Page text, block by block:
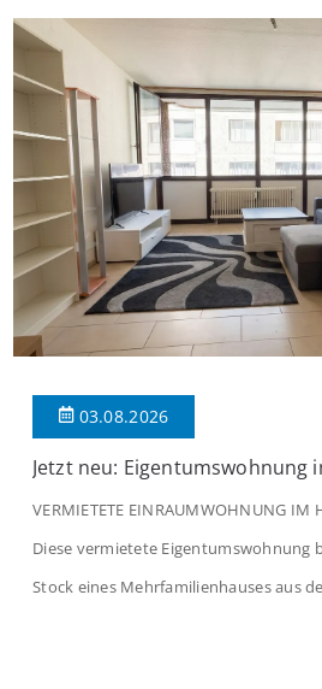
praktischen Diele, welche ausreichend
03.08.2026
Jetzt neu: Eigentumswohnung
VERMIETETE EINRAUMWOHNUNG IM
Diese vermietete Eigentumswohnung
Stock eines Mehrfamilienhauses aus